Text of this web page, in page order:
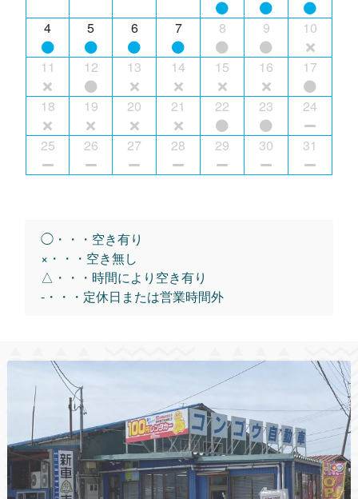
4 5 6 7 8 9 10
11 12 13 14 15 16 17
18 19 20 21 22 23 24
25 26 27 28 29 30 31
◯・・・空き有り
×・・・空き無し
△・・・時間により空き有り
-・・・定休日または営業時間外